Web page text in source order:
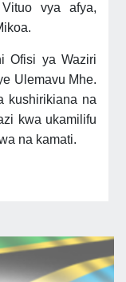
vya afya,
Ofisi ya Waziri
Ulemavu Mhe.
kushirikiana na
kwa ukamilifu
na kamati.